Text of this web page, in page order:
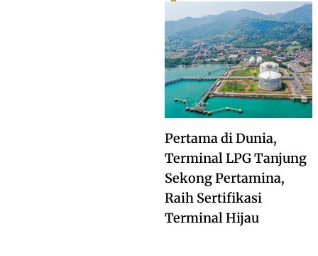
Pertama di Dunia,
Terminal LPG Tanjung
Sekong Pertamina,
Raih Sertifikasi
Terminal Hijau